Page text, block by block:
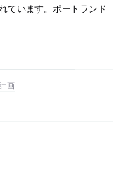
ています。ポートランド
画